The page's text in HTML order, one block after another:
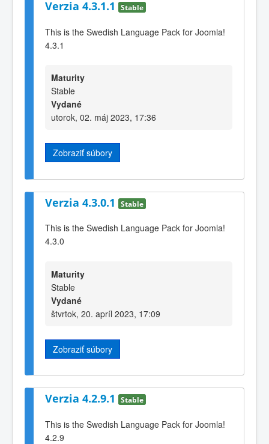
Verzia 4.3.1.1 Stable
This is the Swedish Language Pack for Joomla!
4.3.1
Maturity
Stable
Vydané
utorok, 02. máj 2023, 17:36
Zobraziť súbory
Verzia 4.3.0.1 Stable
This is the Swedish Language Pack for Joomla!
4.3.0
Maturity
Stable
Vydané
štvrtok, 20. apríl 2023, 17:09
Zobraziť súbory
Verzia 4.2.9.1 Stable
This is the Swedish Language Pack for Joomla!
4.2.9